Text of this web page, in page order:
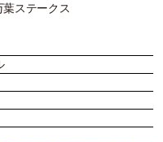
ステークス